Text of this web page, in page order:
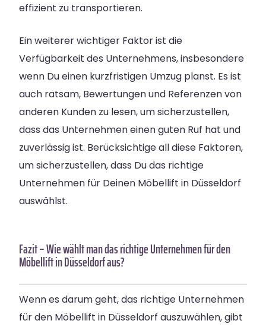
effizient zu transportieren.
Ein weiterer wichtiger Faktor ist die
Verfügbarkeit des Unternehmens, insbesondere
wenn Du einen kurzfristigen Umzug planst. Es ist
auch ratsam, Bewertungen und Referenzen von
anderen Kunden zu lesen, um sicherzustellen,
dass das Unternehmen einen guten Ruf hat und
zuverlässig ist. Berücksichtige all diese Faktoren,
um sicherzustellen, dass Du das richtige
Unternehmen für Deinen Möbellift in Düsseldorf
auswählst.
Fazit – Wie wählt man das richtige Unternehmen für den
Möbellift in Düsseldorf aus?
Wenn es darum geht, das richtige Unternehmen
für den Möbellift in Düsseldorf auszuwählen, gibt